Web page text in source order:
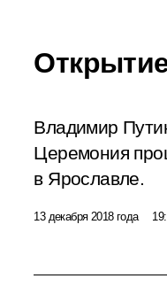
Владимир
Церемония
в Ярославле.
13 декабря 2018 года